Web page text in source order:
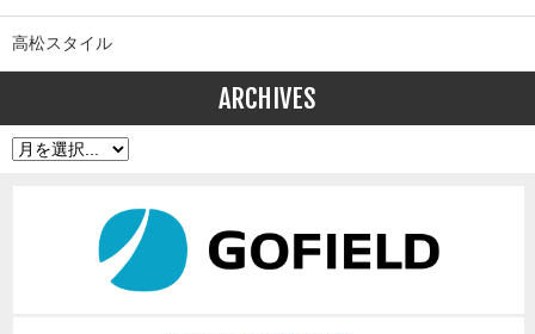
高松スタイル
ARCHIVES